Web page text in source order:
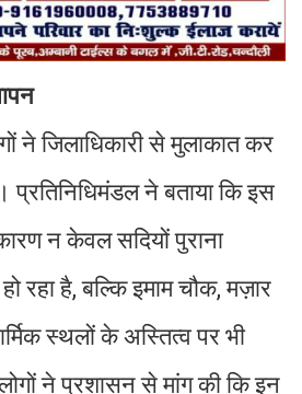
ने जिलाधिकारी से मुलाकात कर
प्रतिनिधिमंडल ने बताया कि इस
न केवल सदियों पुराना
रहा है, बल्कि इमाम चौक, मज़ार
स्थलों के अस्तित्व पर भी
ने प्रशासन से मांग की कि इन